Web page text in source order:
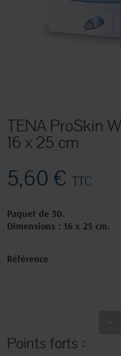
TENA ProSkin
16 x 25 cm
5,60 € TTC
Paquet de 50.
Dimensions : 16 x 25 cm.
Référence
Points forts :